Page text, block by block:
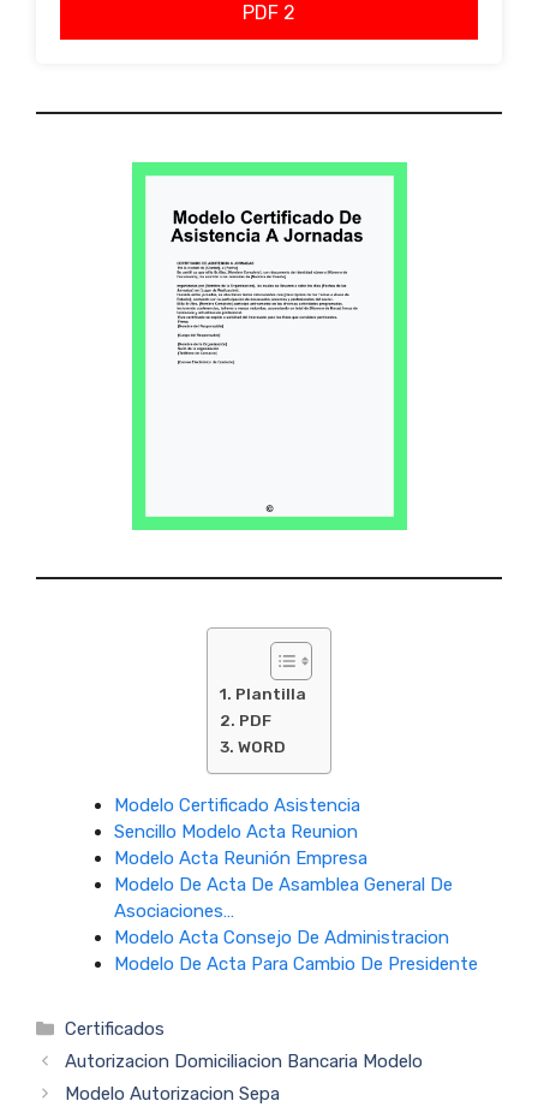
PDF 2
Plantilla
PDF
WORD
Modelo Certificado Asistencia
Sencillo Modelo Acta Reunion
Modelo Acta Reunión Empresa
Modelo De Acta De Asamblea General De
Asociaciones…
Modelo Acta Consejo De Administracion
Modelo De Acta Para Cambio De Presidente
Categorías
Certificados
Autorizacion Domiciliacion Bancaria Modelo
Modelo Autorizacion Sepa